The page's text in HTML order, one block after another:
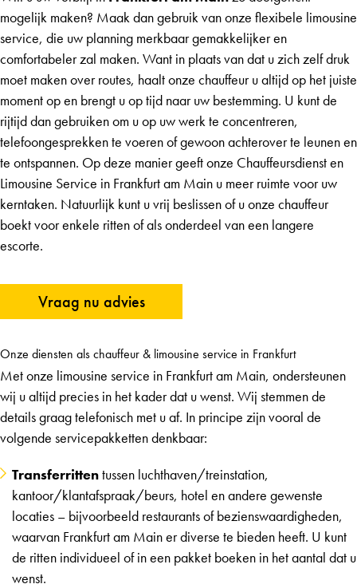
mogelijk maken? Maak dan gebruik van onze flexibele limousine
service, die uw planning merkbaar gemakkelijker en
comfortabeler zal maken. Want in plaats van dat u zich zelf druk
moet maken over routes, haalt onze chauffeur u altijd op het juiste
moment op en brengt u op tijd naar uw bestemming. U kunt de
rijtijd dan gebruiken om u op uw werk te concentreren,
telefoongesprekken te voeren of gewoon achterover te leunen en
te ontspannen. Op deze manier geeft onze Chauffeursdiensten
Limousine Service in Frankfurt am Main u meer ruimte voor uw
kerntaken. Natuurlijk kunt u vrij beslissen of u onze chauffeur
boekt voor enkele ritten of als onderdeel van een langere
escorte.
Vraag nu advies
Onze diensten als chauffeur & limousine service in Frankfurt
Met onze limousine service in Frankfurt am Main, ondersteunen
wij u altijd precies in het kader dat u wenst. Wij stemmen de
details graag telefonisch met u af. In principe zijn vooral de
volgende servicepakketten denkbaar:
Transferrittentussen luchthaven/treinstation,
kantoor/klantafspraak/beurs, hotel en andere gewenste
locaties – bijvoorbeeld restaurants of bezienswaardigheden,
waarvan Frankfurt am Main er diverse te bieden heeft. U kunt
de ritten individueel of in een pakket boeken in het aantal dat u
wenst.